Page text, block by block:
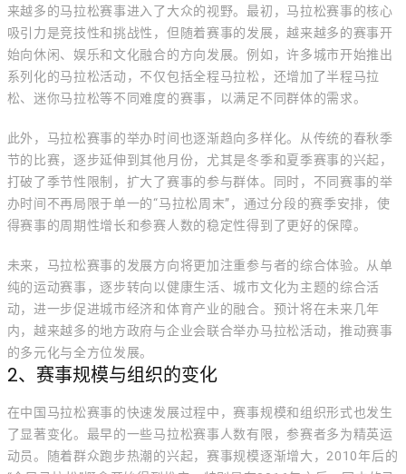
来越多的马拉松赛事进入了大众的视野。最初，马拉松赛事的核心
吸引力是竞技性和挑战性，但随着赛事的发展，越来越多的赛事开
始向休闲、娱乐和文化融合的方向发展。例如，许多城市开始推出
系列化的马拉松活动，不仅包括全程马拉松，还增加了半程马拉
松、迷你马拉松等不同难度的赛事，以满足不同群体的需求。
此外，马拉松赛事的举办时间也逐渐趋向多样化。从传统的春秋季
节的比赛，逐步延伸到其他月份，尤其是冬季和夏季赛事的兴起，
打破了季节性限制，扩大了赛事的参与群体。同时，不同赛事的举
办时间不再局限于单一的“马拉松周末”，通过分段的赛季安排，使
得赛事的周期性增长和参赛人数的稳定性得到了更好的保障。
未来，马拉松赛事的发展方向将更加注重参与者的综合体验。从单
纯的运动赛事，逐步转向以健康生活、城市文化为主题的综合活
动，进一步促进城市经济和体育产业的融合。预计将在未来几年
内，越来越多的地方政府与企业会联合举办马拉松活动，推动赛事
的多元化与全方位发展。
2、赛事规模与组织的变化
在中国马拉松赛事的快速发展过程中，赛事规模和组织形式也发生
了显著变化。最早的一些马拉松赛事人数有限，参赛者多为精英运
动员。随着群众跑步热潮的兴起，赛事规模逐渐增大，2010年后的